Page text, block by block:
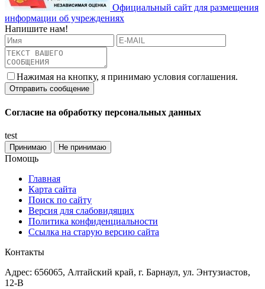
Официальный сайт для размещения
информации об учреждениях
Напишите нам!
Нажимая на кнопку, я принимаю условия соглашения.
Согласие на обработку персональных данных
test
Принимаю Не принимаю
Помощь
Главная
Карта сайта
Поиск по сайту
Версия для слабовидящих
Политика конфиденциальности
Ссылка на старую версию сайта
Контакты
Адрес: 656065, Алтайский край, г. Барнаул, ул. Энтузиастов,
12-В